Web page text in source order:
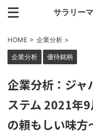
サラリー
HOME > 企業分析 >
企業分析 優待銘柄
企業分析：ジャ
ステム 2021年
の頼もしい味方